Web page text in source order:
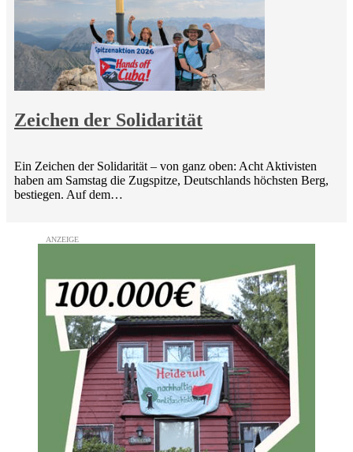
Zeichen der Solidarität
Ein Zeichen der Solidarität – von ganz oben: Acht Aktivisten
haben am Samstag die Zugspitze, Deutschlands höchsten Berg,
bestiegen. Auf dem…